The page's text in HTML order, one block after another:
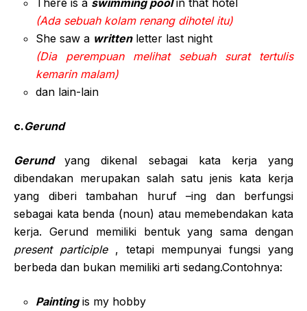
(Ada sebuah kolam renang dihotel itu)
She saw a writtenletter last night
(Dia perempuan melihat sebuah surat tertulis
kemarin malam)
dan lain-lain
c.Gerund
Gerundyang dikenal sebagai kata kerja yang
dibendakan merupakan salah satu jenis kata kerja
yang diberi tambahan huruf –ing dan berfungsi
sebagai kata benda (noun) atau memebendakan kata
kerja. Gerund memiliki bentuk yang sama dengan
present participle , tetapi mempunyai fungsi yang
berbeda dan bukan memiliki arti sedang.Contohnya:
Paintingis my hobby